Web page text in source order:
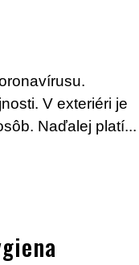
V exteriéri je
Naďalej platí...